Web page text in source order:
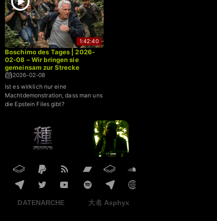
1:42:40
Boschimo des Tages | 2026-
02-08 – Wir bringen sie
gemeinsam zur Strecke
2026-02-08
Ist es wirklich nur eine
Machtdemonstration, dass man uns
die Epstein Files gibt?
DATENARCHE 大名 Asphyx